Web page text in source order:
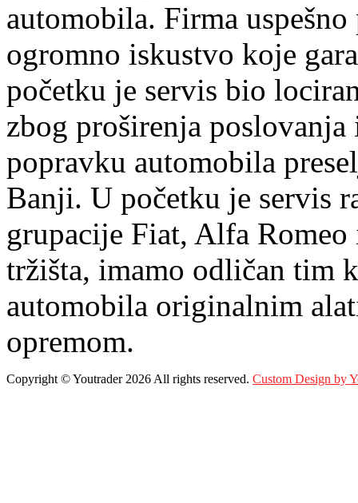
automobila. Firma
ogromno iskustvo koje
početku je servis bio
zbog proširenja poslovanja
popravku automobila
Banji. U početku je servis
grupacije Fiat, Alfa
tržišta, imamo odličan tim
automobila originalnim
opremom.
Copyright ©Youtrader2026 All rights reserved. Custom Design by